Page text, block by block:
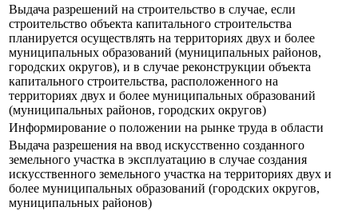
Выдача разрешений на строительство в случае, если
строительство объекта капитального строительства
планируется осуществлять на территориях двух и более
муниципальных образований (муниципальных районов,
городских округов), и в случае реконструкции объекта
капитального строительства, расположенного на
территориях двух и более муниципальных образований
(муниципальных районов, городских округов)
Информирование о положении на рынке труда в области
Выдача разрешения на ввод искусственно созданного
земельного участка в эксплуатацию в случае создания
искусственного земельного участка на территориях двух и
более муниципальных образований (городских округов,
муниципальных районов)